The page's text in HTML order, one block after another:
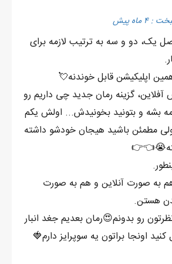
ببولی دزد!
برخلاف تهدیدهاش تا عصر برنگشت و من مثل
تیمارستان نشستم تک به تک تقلب‌های احتمالی
کلاس یازدهم پوینده رو گرفتم.
روی نصف برگه‌ها دیده می‌شد. آرمان اهل
شک ندارم از همشون پول گرفته الهی که
میز کوبوندم و با خیال راحت به صندلی تکیه
گذاشتم و درحالی که رو به سقف سرم رو با
گفتم:
که داعش از دشمناش ندَریده.
ماه پیش
یک، دو و سه به ترتیب لازمه برای
اپلیکیشن قابل خوندنه💘
گزینه رمان جدید چی داریم رو
بشه و بتونید بخونیدش... اولش یکم
مطمئن باشید هیجان خودشو داشته
به صورت آنلاین و هم به صورت
هستن.
رو بدونم😍رمان بعدیم جغد انبار
اونجا براتون یه سوپرایز دارم🍓